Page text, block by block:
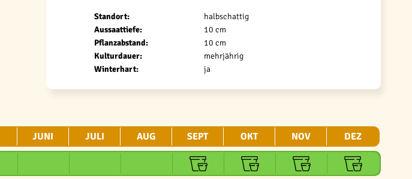
Standort:
halbschattig
Aussaattiefe:
10 cm
Pflanzabstand:
10 cm
Kulturdauer:
mehrjährig
Winterhart:
ja
JUNI JULI AUG SEPT OKT NOV DEZ